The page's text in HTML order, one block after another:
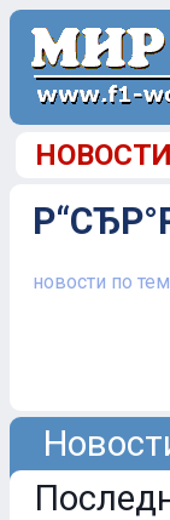
НОВОСТИ
новости по